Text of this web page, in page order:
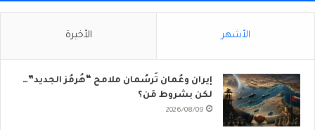
الأشهر الأخيرة
إيران وعُمان تَرسُمان ملامح “هُرمُز الجديد”…
لكن بشروط مَن؟
2026/08/09